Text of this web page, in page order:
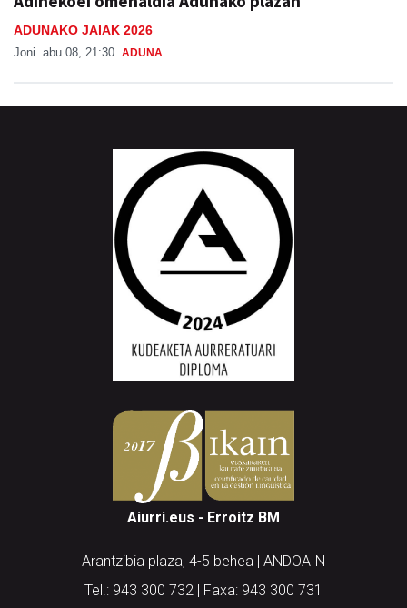
ADUNAKO JAIAK 2026
Joni abu 08, 21:30 ADUNA
Aiurri.eus - Erroitz BM
Arantzibia plaza, 4-5 behea | ANDOAIN
Tel.: 943 300 732 | Faxa: 943 300 731